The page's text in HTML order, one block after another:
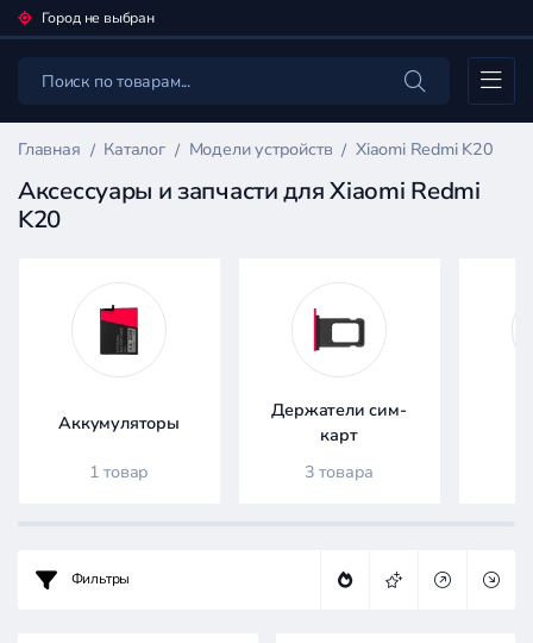
Город не выбран
Каталог
Главная Каталог Модели устройств Xiaomi Redmi K20
Аксессуары и запчасти для Xiaomi Redmi
K20
Фильтр
товаров
-
Аккумуляторы
1 товар
Держатели сим-
карт
3 товара
Фильтры